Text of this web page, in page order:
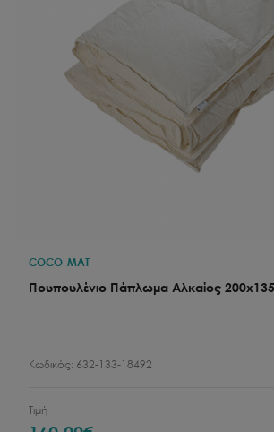
COCO-MAT
Πουπουλένιο Πάπλωμα Αλκαίος
Κωδικός: 632-133-18492
Τιμή